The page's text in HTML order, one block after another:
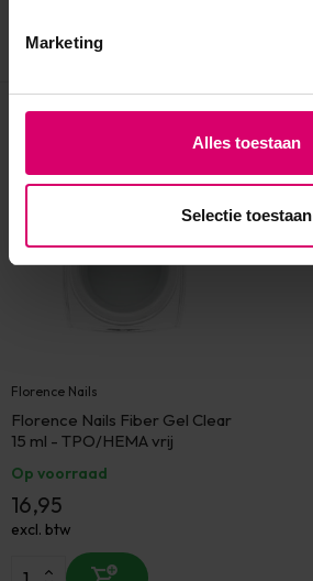
Marketing
Alles toestaan
Selectie toestaan
Florence Nails
Florence Nails Fiber Gel Clear
15 ml - TPO/HEMA vrij
Op voorraad
16,95
excl. btw